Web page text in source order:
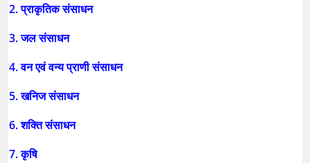
2. प्राकृतिक संसाधन
3. जल संसाधन
4. वन एवं वन्य प्राणी संसाधन
5. खनिज संसाधन
6. शक्ति संसाधन
7. कृषि